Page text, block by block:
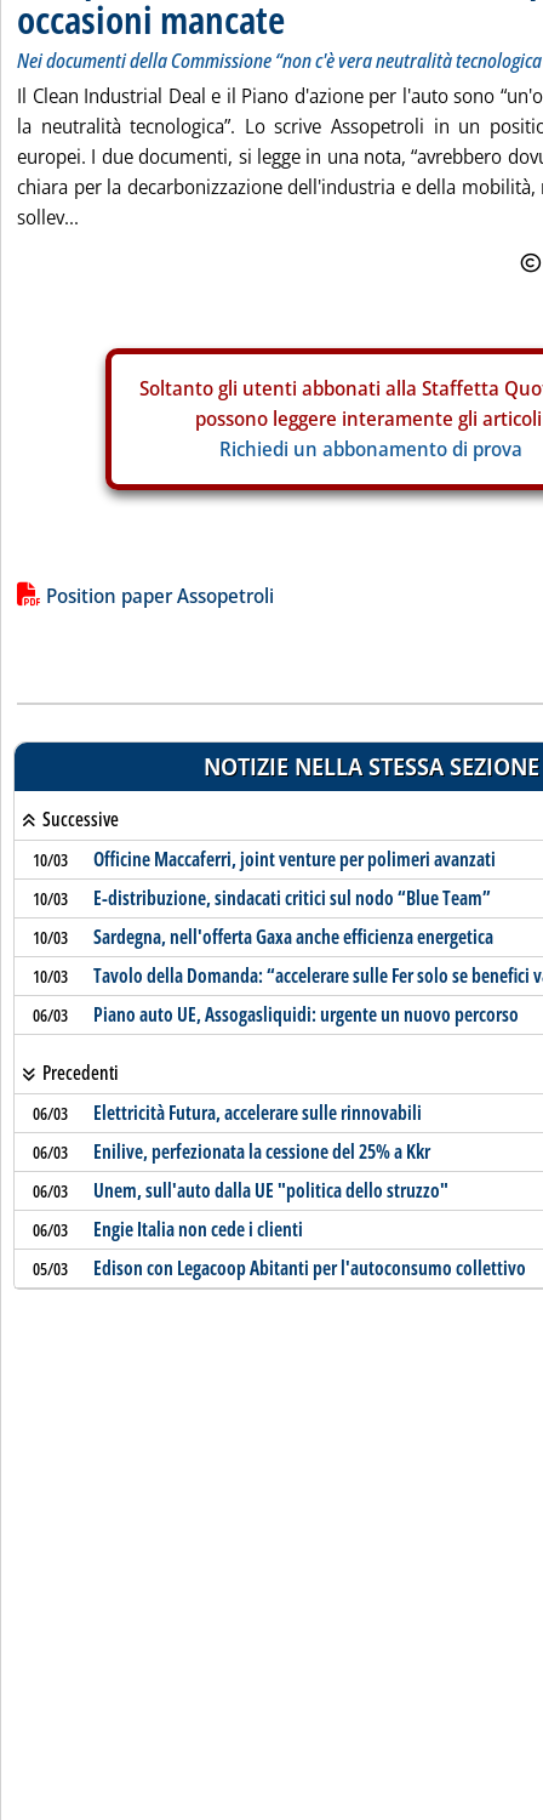
occasioni mancate
Nei documenti della Commissione “non c'è vera neutralità
Il Clean Industrial Deal e il Piano d'azione per l'auto sono
la neutralità tecnologica”. Lo scrive Assopetroli in un
europei. I due documenti, si legge in una nota, “avrebbero
chiara per la decarbonizzazione dell'industria e della
sollev...
Soltanto gli utenti abbonati alla Staffetta
possono leggere interamente gli
Richiedi un abbonamento di prova
Lista allegati PDF alla notizia
Position paper Assopetroli
NOTIZIE NELLA STESSA SEZIONE
Successive
10/03 Officine Maccaferri, joint venture per polimeri avanzati
10/03 E-distribuzione, sindacati critici sul nodo “Blue Team”
10/03 Sardegna, nell'offerta Gaxa anche efficienza energetica
10/03 Tavolo della Domanda: “accelerare sulle Fer solo se benefici
06/03 Piano auto UE, Assogasliquidi: urgente un nuovo percorso
Precedenti
06/03 Elettricità Futura, accelerare sulle rinnovabili
06/03 Enilive, perfezionata la cessione del 25% a Kkr
06/03 Unem, sull'auto dalla UE "politica dello struzzo"
06/03 Engie Italia non cede i clienti
05/03 Edison con Legacoop Abitanti per l'autoconsumo collettivo